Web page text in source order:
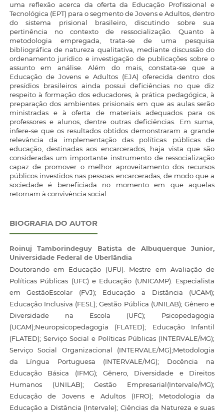
uma reflexão acerca da oferta da Educação Profissional e
Tecnológica (EPT) para o segmento de Jovens e Adultos, dentro
do sistema prisional brasileiro, discutindo sobre sua
pertinência no contexto de ressocialização. Quanto à
metodologia empregada, trata-se de uma pesquisa
bibliográfica de natureza qualitativa, mediante discussão do
ordenamento jurídico e investigação de publicações sobre o
assunto em análise. Além do mais, constata-se que a
Educação de Jovens e Adultos (EJA) oferecida dentro dos
presídios brasileiros ainda possui deficiências no que diz
respeito à formação dos educadores, à prática pedagógica, à
preparação dos ambientes prisionais em que as aulas serão
ministradas e à oferta de materiais adequados para os
professores e alunos, dentre outras deficiências. Em suma,
infere-se que os resultados obtidos demonstraram a grande
relevância da implementação das políticas públicas de
educação, destinadas aos encarcerados, haja vista que são
consideradas um importante instrumento de ressocialização
capaz de promover o melhor aproveitamento dos recursos
públicos investidos nas pessoas encarceradas, de modo que a
sociedade é beneficiada no momento em que aquelas
retornam à convivência social.
BIOGRAFIA DO AUTOR
Roinuj Tamborindeguy Batista de Albuquerque Junior,
Universidade Federal de Uberlândia
Doutorando em Educação (UFU). Mestre em Avaliação de
Políticas Públicas (UFC) e Educação (UNICAMP). Especialista
em GestãoEscolar (FVJ); Educação a Distância (UCAM);
Educação Inclusiva (FESL); Gestão Pública (UNILAB); Gênero e
Diversidade na Escola (UFC); Psicopedagogia
(UCAM);Neuropsicopedagogia (FLATED); Educação Infantil
(FLATED); Serviço Social e Políticas Públicas (INTERVALE/MG);
Serviço Social Organizacional (INTERVALE/MG);Metodologia
da Língua Portuguesa (INTERVALE/MG); Docência na
Educação Básica (IFMG); Gênero, Diversidade e Direitos
Humanos (UNILAB); Gestão Empresarial(Intervale/MG);
Educação de Jovens e Adultos (IFRO); Metodologia da
Educação a Distância (Intervale); Ciências da Natureza e suas